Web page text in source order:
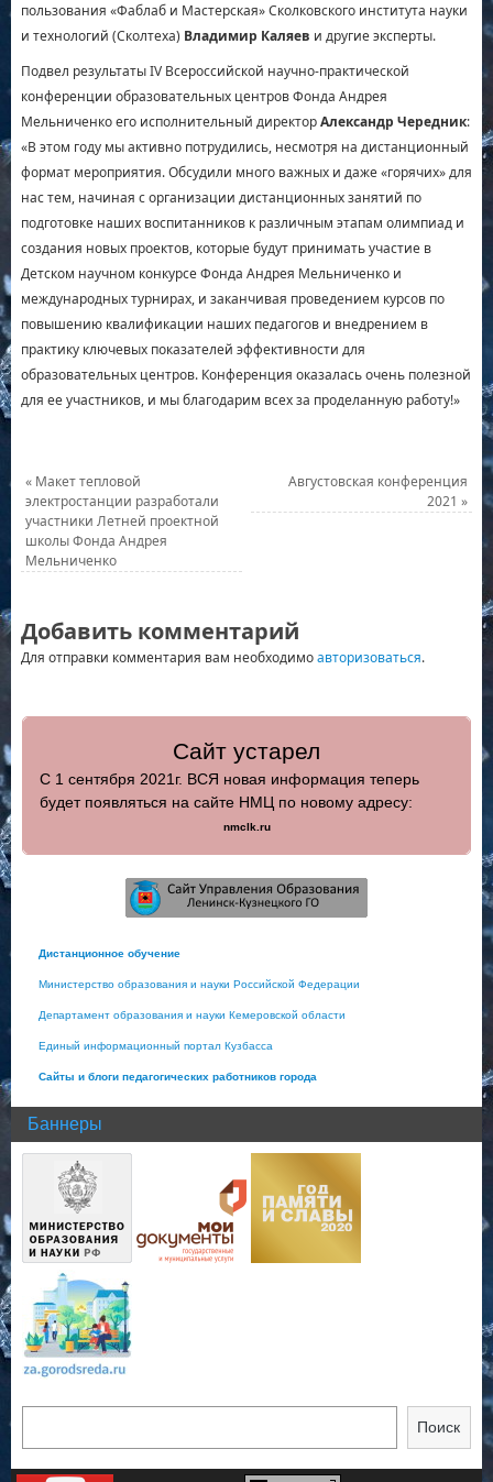
пользования «Фаблаб и Мастерская» Сколковского института науки
и технологий (Сколтеха) Владимир Каляев и другие эксперты.
Подвел результаты IV Всероссийской научно-практической
конференции образовательных центров Фонда Андрея
Мельниченко его исполнительный директорАлександр Чередник:
«В этом году мы активно потрудились, несмотря на дистанционный
формат мероприятия. Обсудили много важных и даже «горячих» для
нас тем, начиная с организации дистанционных занятий по
подготовке наших воспитанников к различным этапам олимпиад и
создания новых проектов, которые будут принимать участие в
Детском научном конкурсе Фонда Андрея Мельниченко и
международных турнирах, и заканчивая проведением курсов по
повышению квалификации наших педагогов и внедрением в
практику ключевых показателей эффективности для
образовательных центров. Конференция оказалась очень полезной
для ее участников, и мы благодарим всех за проделанную работу!»
«Макет тепловой
электростанции разработали
участники Летней проектной
школы Фонда Андрея
Мельниченко
Августовская конференция
2021»
Добавить комментарий
Для отправки комментария вам необходимоавторизоваться.
Сайт устарел
С 1 сентября 2021г. ВСЯ новая информация теперь
будет появляться на сайте НМЦ по новому адресу:
nmclk.ru
Дистанционное обучение
Министерство образования и науки Российской Федерации
Департамент образования и науки Кемеровской области
Единый информационный портал Кузбасса
Сайты и блоги педагогических работников города
Баннеры
Поиск